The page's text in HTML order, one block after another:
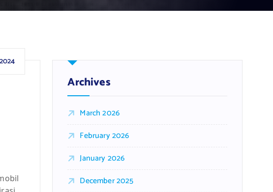
Archives
March 2026
February 2026
January 2026
December 2025